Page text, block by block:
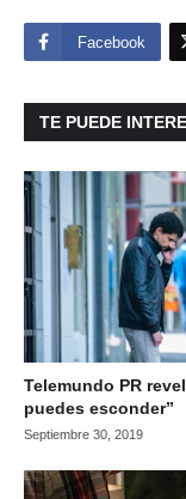
Facebook
TE PUEDE
Telemundo PR
puedes esconder”
Septiembre 30, 2019